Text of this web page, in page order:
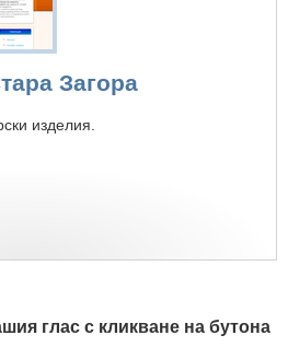
Загора
изделия.
глас с кликване на бутона